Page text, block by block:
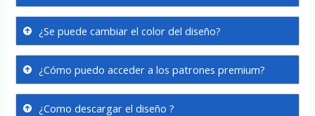
¿Se puede cambiar el color del diseño?
¿Cómo puedo acceder a los patrones premium?
¿Como descargar el diseño ?